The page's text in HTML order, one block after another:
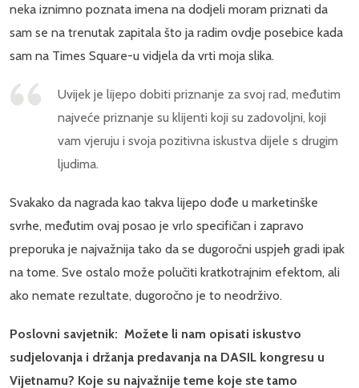
neka iznimno poznata imena na dodjeli moram priznati da
sam se na trenutak zapitala što ja radim ovdje posebice kada
sam na Times Square-u vidjela da vrti moja slika.
Uvijek je lijepo dobiti priznanje za svoj rad, međutim
najveće priznanje su klijenti koji su zadovoljni, koji
vam vjeruju i svoja pozitivna iskustva dijele s drugim
ljudima.
Svakako da nagrada kao takva lijepo dođe u marketinške
svrhe, međutim ovaj posao je vrlo specifičan i zapravo
preporuka je najvažnija tako da se dugoročni uspjeh gradi ipak
na tome. Sve ostalo može polučiti kratkotrajnim efektom, ali
ako nemate rezultate, dugoročno je to neodrživo.
Poslovni savjetnik: Možete li nam opisati iskustvo
sudjelovanja i držanja predavanja na DASIL kongresu u
Vijetnamu? Koje su najvažnije teme koje ste tamo